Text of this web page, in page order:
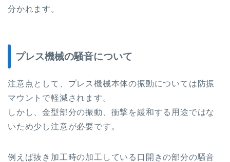
分かれます。
プレス機械の騒音について
注意点として、プレス機械本体の振動については防振
マウントで軽減されます。
しかし、金型部分の振動、衝撃を緩和する用途ではな
いため少し注意が必要です。
例えば抜き加工時の加工している口開きの部分の騒音